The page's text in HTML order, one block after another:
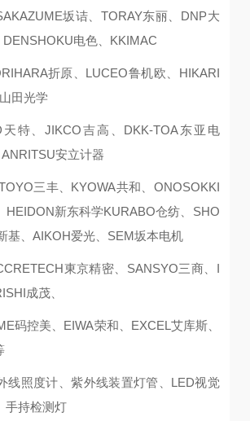
坂诘、TORAY东丽、DNP大
电色、KKIMAC
折原、LUCEO鲁机欧、HIKARI
田光学
特、JIKCO吉高、DKK-TOA东亚电
安立计器
三丰、KYOWA共和、ONOSOKKI
HEIDON新东科学KURABO仓纺、SHO
基、AIKOH爱光、SEM坂本电机
東京精密、SANSYO三商、I
成茂、
码控美、EIWA荣和、EXCEL艾库斯、
线照度计、紫外线装置灯管、LED视觉
手持检测灯